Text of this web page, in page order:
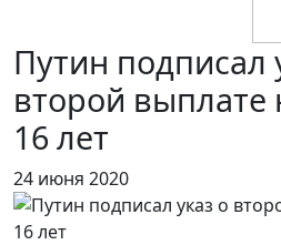
Путин подписал
второй выплате
16 лет
24 июня 2020